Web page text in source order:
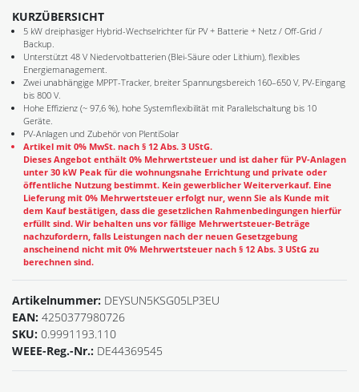
KURZÜBERSICHT
5 kW dreiphasiger Hybrid-Wechselrichter für PV + Batterie + Netz / Off-Grid /
Backup.
Unterstützt 48 V Niedervoltbatterien (Blei-Säure oder Lithium), flexibles
Energiemanagement.
Zwei unabhängige MPPT-Tracker, breiter Spannungsbereich 160–650 V, PV-Eingang
bis 800 V.
Hohe Effizienz (~ 97,6 %), hohe Systemflexibilität mit Parallelschaltung bis 10
Geräte.
PV-Anlagen und Zubehör von PlentiSolar
Artikel mit 0% MwSt. nach § 12 Abs. 3 UStG.
Dieses Angebot enthält 0% Mehrwertsteuer und ist daher für PV-Anlagen
unter 30 kW Peak für die wohnungsnahe Errichtung und private oder
öffentliche Nutzung bestimmt. Kein gewerblicher Weiterverkauf. Eine
Lieferung mit 0% Mehrwertsteuer erfolgt nur, wenn Sie als Kunde mit
dem Kauf bestätigen, dass die gesetzlichen Rahmenbedingungen hierfür
erfüllt sind. Wir behalten uns vor fällige Mehrwertsteuer-Beträge
nachzufordern, falls Leistungen nach der neuen Gesetzgebung
anscheinend nicht mit 0% Mehrwertsteuer nach § 12 Abs. 3 UStG zu
berechnen sind.
Artikelnummer: DEYSUN5KSG05LP3EU
EAN: 4250377980726
SKU: 0.9991193.110
WEEE-Reg.-Nr.: DE44369545